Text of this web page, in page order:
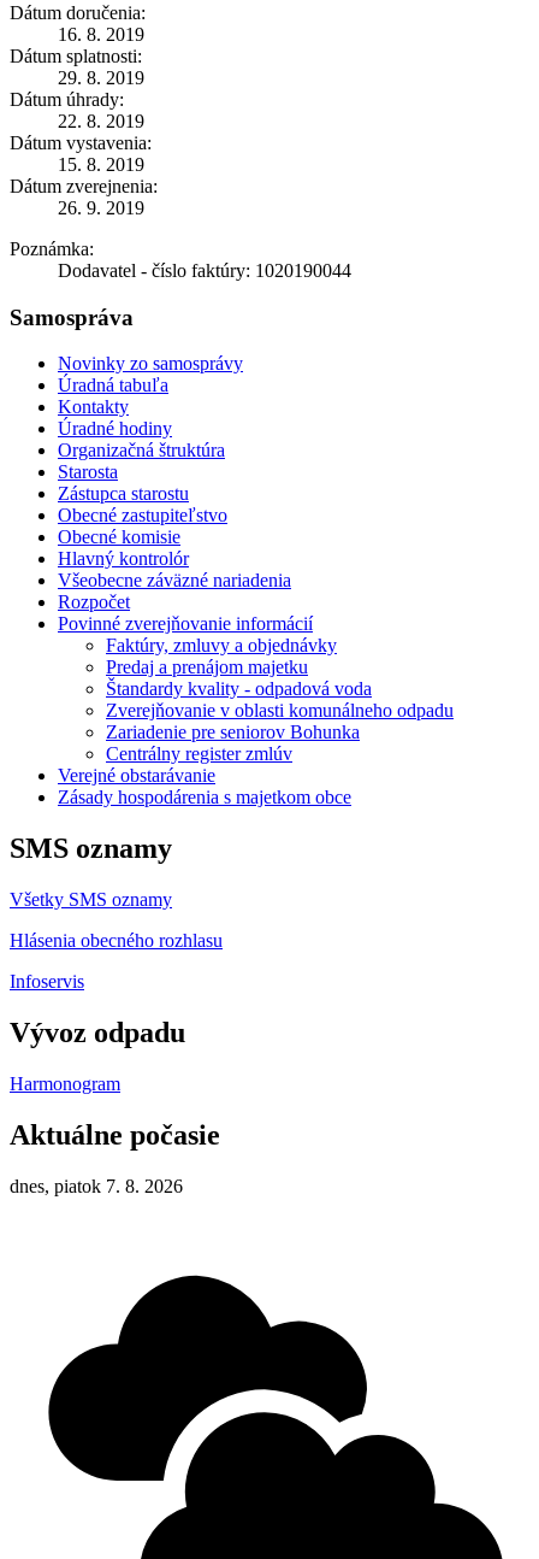
Dátum doručenia:
16. 8. 2019
Dátum splatnosti:
29. 8. 2019
Dátum úhrady:
22. 8. 2019
Dátum vystavenia:
15. 8. 2019
Dátum zverejnenia:
26. 9. 2019
Poznámka:
Dodavatel - číslo faktúry: 1020190044
Samospráva
Novinky zo samosprávy
Úradná tabuľa
Kontakty
Úradné hodiny
Organizačná štruktúra
Starosta
Zástupca starostu
Obecné zastupiteľstvo
Obecné komisie
Hlavný kontrolór
Všeobecne záväzné nariadenia
Rozpočet
Povinné zverejňovanie informácií
Faktúry, zmluvy a objednávky
Predaj a prenájom majetku
Štandardy kvality - odpadová voda
Zverejňovanie v oblasti komunálneho odpadu
Zariadenie pre seniorov Bohunka
Centrálny register zmlúv
Verejné obstarávanie
Zásady hospodárenia s majetkom obce
SMS oznamy
Všetky SMS oznamy
Hlásenia obecného rozhlasu
Infoservis
Vývoz odpadu
Harmonogram
Aktuálne počasie
dnes, piatok 7. 8. 2026